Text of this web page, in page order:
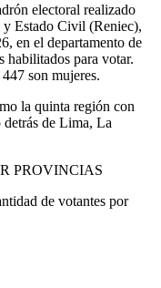
electoral realizado
Estado Civil (Reniec),
en el departamento de
habilitados para votar.
son mujeres.
la quinta región con
detrás de Lima, La
PROVINCIAS
de votantes por